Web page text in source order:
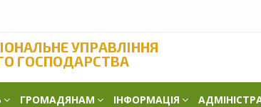
УПРАВЛІННЯ
ГОСПОДАРСТВА
ГРОМАДЯНАМ ІНФОРМАЦІЯ